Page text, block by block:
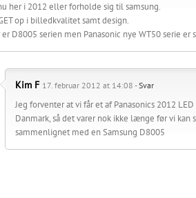
her i 2012 eller forholde sig til samsung.
op i billedkvalitet samt design.
D8005 serien men Panasonic nye WT50 serie er
Kim F 17. februar 2012 at 14:08 -Svar
Jeg forventer at vi får et af Panasonics 2012
Danmark, så det varer nok ikke længe før vi
sammenlignet med en Samsung D8005